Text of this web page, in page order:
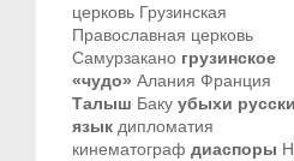
церковь Грузинская
Православная церковь
Самурзакано грузинское
«чудо» Алания Франция
Талыш Баку убыхи
язык дипломатия
кинематограф диаспоры